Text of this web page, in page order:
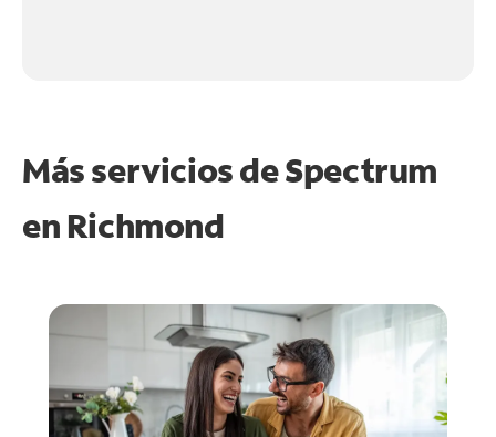
Más servicios de Spectrum
en Richmond